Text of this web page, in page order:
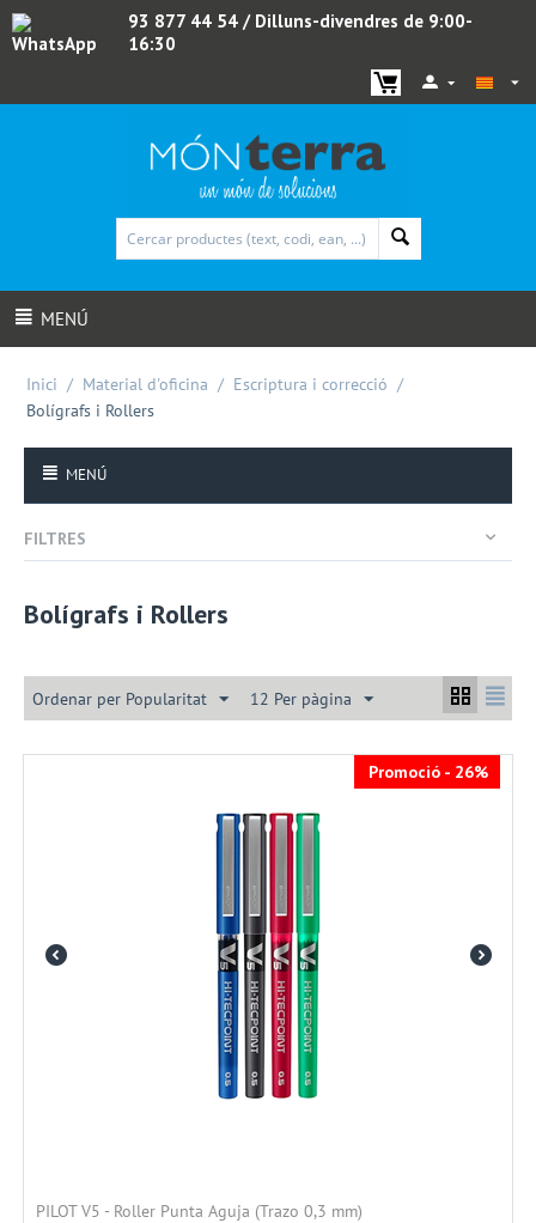
WhatsApp
93 877 44 54 / Dilluns-divendres de 9:00-
16:30
MENÚ
Inici / Material d'oficina / Escriptura i correcció /
Bolígrafs i Rollers
MENÚ
FILTRES
Bolígrafs i Rollers
Ordenar per Popularitat 12 Per pàgina
Promoció - 26%
PILOT V5 - Roller Punta Aguja (Trazo 0,3 mm)